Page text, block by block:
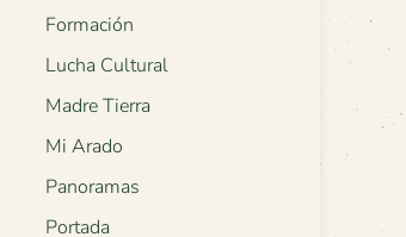
Formación
Lucha Cultural
Madre Tierra
Mi Arado
Panoramas
Portada